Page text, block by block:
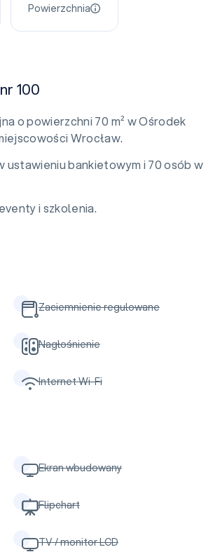
Powierzchnia
100
o powierzchni 70 m² w Ośrodek
Wrocław.
ustawieniu bankietowym i 70 osób w
i szkolenia.
Zaciemnienie regulowane
Nagłośnienie
Internet Wi-Fi
Ekran wbudowany
Flipchart
TV / monitor LCD